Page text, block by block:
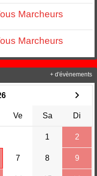
Marcheurs
Marcheurs
Ve Sa Di
1 2
7 8 9
+ d'évènements